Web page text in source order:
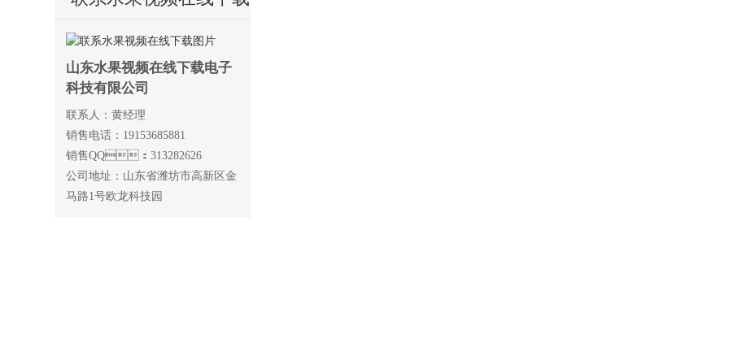
山东水果视频在线下载电子
科技有限公司
联系人：黄经理
销售电话：19153685881
销售QQ：313282626
公司地址：山东省潍坊市高新区金
马路1号欧龙科技园